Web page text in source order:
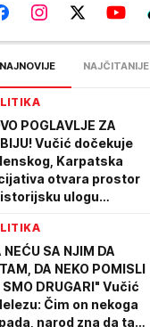
NAJNOVIJE NAJČITANIJE
POGLAVLJE ZA
Vučić dočekuje
Karpatska
otvara prostor
ulogu
da bude MOST
NEĆU SA NJIM DA
DA NEKO POMISLI
SMO DRUGARI" Vučić
Čim on nekoga
narod zna da taj